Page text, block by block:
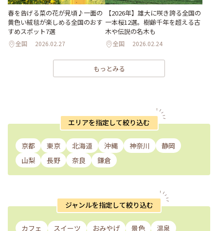
春を告げる菜の花が見頃♪一面の
黄色い絨毯が楽しめる全国のおす
すめスポット7選
全国 2026.02.27
【2026年】雄大に咲き誇る全国の
一本桜12選。樹齢千年を超える古
木や伝説の名木も
全国 2026.02.24
もっとみる
エリアを指定して絞り込む
京都 東京 北海道 沖縄 神奈川
静岡
山梨
長野 奈良 鎌倉
ジャンルを指定して絞り込む
カフェ スイーツ おみやげ 景色 温泉